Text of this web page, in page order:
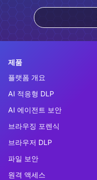
제품
플랫폼 개요
AI 적응형 DLP
AI 에이전트 보안
브라우징 포렌식
브라우저 DLP
파일 보안
원격 액세스